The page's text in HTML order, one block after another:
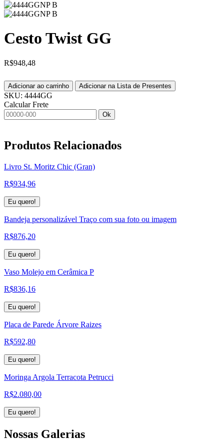
Cesto Twist GG
R$948,48
Adicionar ao carrinho Adicionar na Lista de Presentes
SKU: 4444GG
Calcular Frete
Ok
Produtos Relacionados
Livro St. Moritz Chic (Gran)
R$934,96
Eu quero!
Bandeja personalizável Traço com sua foto ou imagem
R$876,20
Eu quero!
Vaso Molejo em Cerâmica P
R$836,16
Eu quero!
Placa de Parede Árvore Raizes
R$592,80
Eu quero!
Moringa Argola Terracota Petrucci
R$2.080,00
Eu quero!
Nossas Galerias